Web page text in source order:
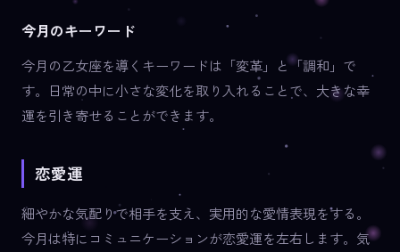
今月のキーワード
今月の乙女座を導くキーワードは「変革」と「調和」で
す。日常の中に小さな変化を取り入れることで、大きな幸
運を引き寄せることができます。
恋愛運
細やかな気配りで相手を支え、実用的な愛情表現をする。
今月は特にコミュニケーションが恋愛運を左右します。気